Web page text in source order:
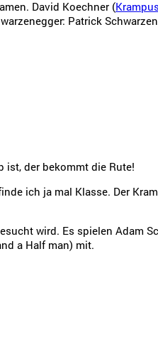
David Koechner (Krampus
Patrick
ist, der bekommt die Rute!
ich ja mal Klasse. Der
wird. Es spielen Adam
a Half man) mit.